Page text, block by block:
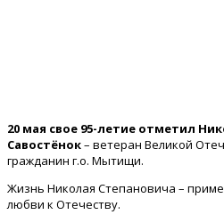
20 мая свое 95-летие отметил
Савостёнок– ветеран Великой
гражданин г.о. Мытищи.
Жизнь Николая Степановича –
любви к Отечеству.